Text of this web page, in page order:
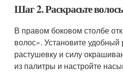
Шаг 2. Раскрасьте
В правом боковом столбе
волос». Установите удобный
растушевку и силу
из палитры и настройте